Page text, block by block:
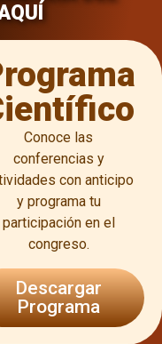
Conoce las
conferencias y
con anticipo
y programa tu
participación en el
congreso.
Descargar
Programa